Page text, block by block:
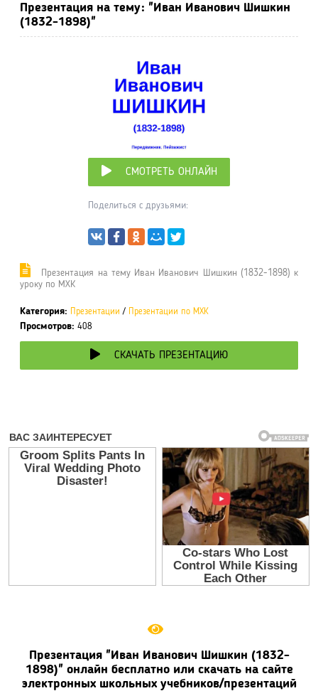
Презентация на тему: "Иван Иванович Шишкин
(1832-1898)"
СМОТРЕТЬ ОНЛАЙН
Поделиться с друзьями:
Презентация на тему Иван Иванович Шишкин (1832-1898) к
уроку по МХК
Категория: Презентации / Презентации по МХК
Просмотров: 408
СКАЧАТЬ ПРЕЗЕНТАЦИЮ
Презентация "Иван Иванович Шишкин (1832-
1898)" онлайн бесплатно или скачать на сайте
электронных школьных учебников/презентаций